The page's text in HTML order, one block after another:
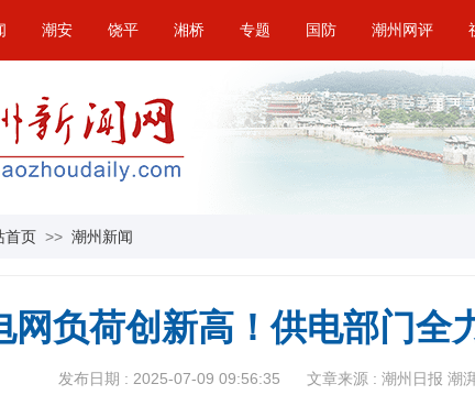
潮安 饶平 湘桥 专题 国防 潮州网评
首页 >> 潮州新闻
网负荷创新高！供电部门全
发布日期 : 2025-07-09 09:56:35 文章来源 : 潮州日报 潮